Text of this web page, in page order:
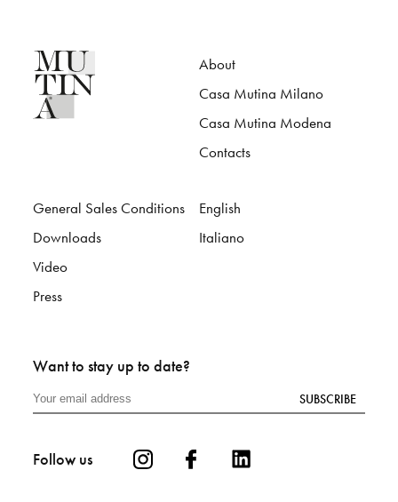
About
Casa Mutina Milano
Casa Mutina Modena
Contacts
General Sales Conditions
Downloads
Video
Press
English
Italiano
Want to stay up to date?
SUBSCRIBE
Follow us